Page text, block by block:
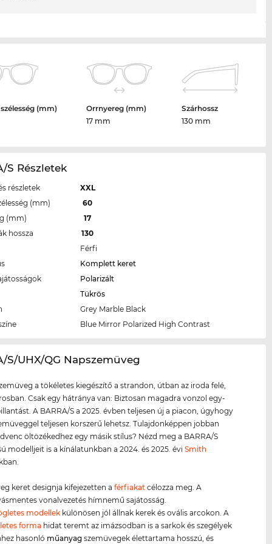
(mm)
Orrnyereg (mm)
17 mm
Szárhossz
130 mm
S Részletek
részletek
XXL
(mm)
60
(mm)
17
hossza
130
Férfi
Komplett keret
Polarizált
Tükrös
Grey Marble Black
Blue Mirror Polarized High Contrast
S/UHX/QG Napszemüveg
a tökéletes kiegészítő a strandon, útban az iroda felé,
Csak egy hátránya van: Biztosan magadra vonzol egy-
A BARRA/S a 2025. évben teljesen új a piacon, úgyhogy
teljesen korszerű lehetsz. Tulajdonképpen jobban
öltözékedhez egy másik stílus? Nézd meg a BARRA/S
modelljeit is a kínálatunkban a 2024. és 2025. éviSmith
keret designja kifejezetten aférfiakat célozza meg. A
vonalvezetés hímnemű sajátosság.
modellek különösen jól állnak kerek és ovális arcokon. A
forma hidat teremt az imázsodban is a sarkok és szegélyek
hasonló műanyag szemüvegek élettartama hosszú, és